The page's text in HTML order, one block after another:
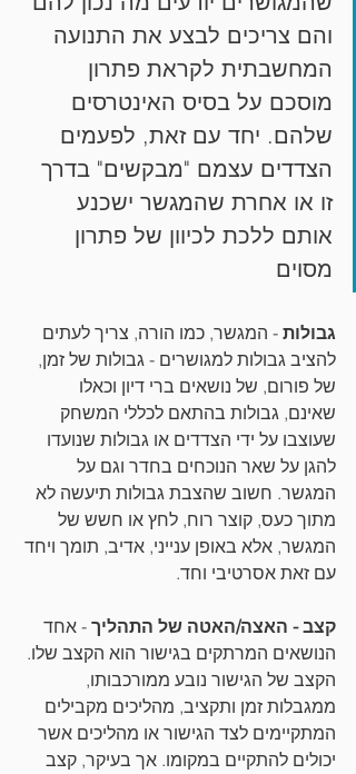
והם צריכים לבצע את התנועה
המחשבתית לקראת פתרון
מוסכם על בסיס האינטרסים
שלהם. יחד עם זאת, לפעמים
הצדדים עצמם "מבקשים" בדרך
זו או אחרת שהמגשר ישכנע
אותם ללכת לכיוון של פתרון
מסוים
גבולות - המגשר, כמו הורה, צריך לעתים
להציב גבולות למגושרים - גבולות של זמן,
של פורום, של נושאים ברי דיון וכאלו
שאינם, גבולות בהתאם לכללי המשחק
שעוצבו על ידי הצדדים או גבולות שנועדו
להגן על שאר הנוכחים בחדר וגם על
המגשר. חשוב שהצבת גבולות תיעשה לא
מתוך כעס, קוצר רוח, לחץ או חשש של
המגשר, אלא באופן ענייני, אדיב, תומך ויחד
עם זאת אסרטיבי וחד.
קצב - האצה/האטה של התהליך - אחד
הנושאים המרתקים בגישור הוא הקצב שלו.
הקצב של הגישור נובע ממורכבותו,
ממגבלות זמן ותקציב, מהליכים מקבילים
המתקיימים לצד הגישור או מהליכים אשר
יכולים להתקיים במקומו. אך בעיקר, קצב